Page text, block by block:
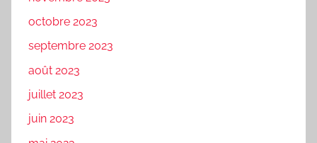
octobre 2023
septembre 2023
août 2023
juillet 2023
juin 2023